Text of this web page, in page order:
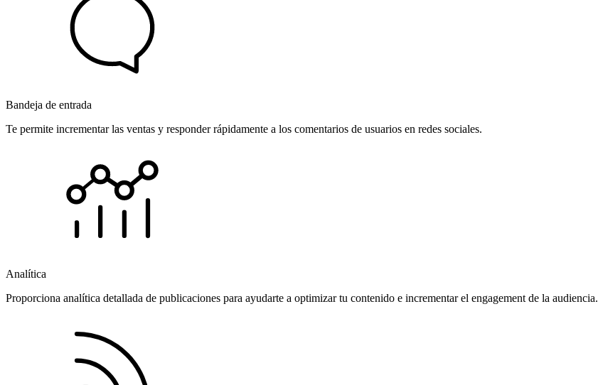
Bandeja de entrada
Te permite incrementar las ventas y responder rápidamente a los comentarios de usuarios en redes sociales.
Analítica
Proporciona analítica detallada de publicaciones para ayudarte a optimizar tu contenido e incrementar el engagement de la audiencia.